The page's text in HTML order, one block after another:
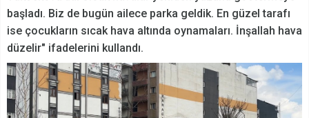
başladı. Biz de bugün ailece parka geldik. En güzel tarafı
ise çocukların sıcak hava altında oynamaları. İnşallah hava
düzelir" ifadelerini kullandı.